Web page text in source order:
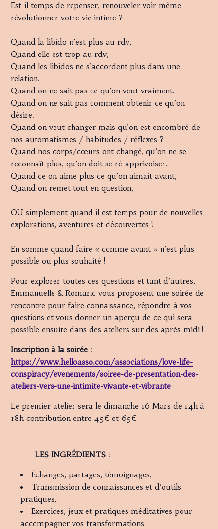
Est-il temps de repenser, renouveler voir même
révolutionner votre vie intime ?
Quand la libido n’est plus au rdv,
Quand elle est trop au rdv,
Quand les libidos ne s’accordent plus dans une
relation.
Quand on ne sait pas ce qu’on veut vraiment.
Quand on ne sait pas comment obtenir ce qu’on
désire.
Quand on veut changer mais qu’on est encombré de
nos automatismes / habitudes / réflexes ?
Quand nos corps/cœurs ont changé, qu’on ne se
reconnaît plus, qu’on doit se ré-apprivoiser.
Quand ce on aime plus ce qu’on aimait avant,
Quand on remet tout en question,
OU simplement quand il est temps pour de nouvelles
explorations, aventures et découvertes !
En somme quand faire « comme avant » n’est plus
possible ou plus souhaité !
Pour explorer toutes ces questions et tant d’autres,
Emmanuelle & Romaric vous proposent une soirée de
rencontre pour faire connaissance, répondre à vos
questions et vous donner un aperçu de ce qui sera
possible ensuite dans des ateliers sur des après-midi !
Inscription à la soirée :
https://www.helloasso.com/associations/love-life-
conspiracy/evenements/soiree-de-presentation-des-
ateliers-vers-une-intimite-vivante-et-vibrante
Le premier atelier sera le dimanche 16 Mars de 14h à
18h contribution entre 45€ et 65€
LES INGRÉDIENTS :
Échanges, partages, témoignages,
Transmission de connaissances et d’outils
pratiques,
Exercices, jeux et pratiques méditatives pour
accompagner vos transformations.